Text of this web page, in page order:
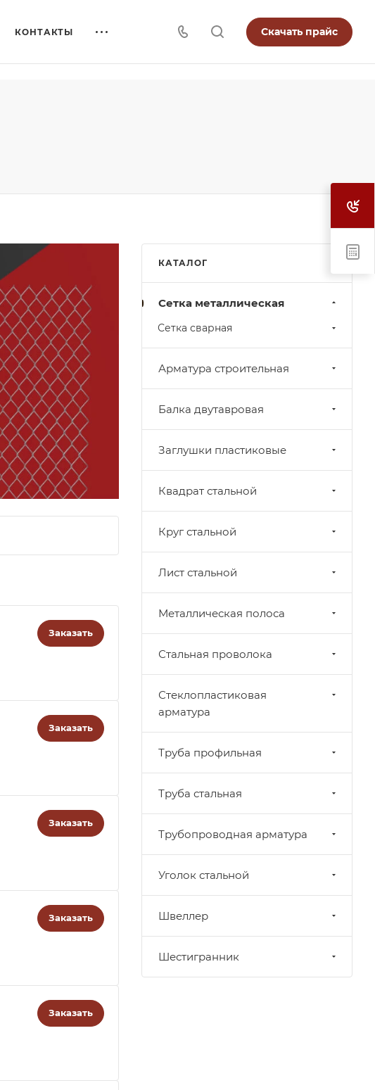
КОНТАКТЫ Скачать прайс
Заказать
Заказать
Заказать
Заказать
Заказать
КАТАЛОГ
Cетка металлическая
Сетка сварная
Арматура строительная
Балка двутавровая
Заглушки пластиковые
Квадрат стальной
Круг стальной
Лист стальной
Металлическая полоса
Стальная проволока
Стеклопластиковая
арматура
Труба профильная
Труба стальная
Трубопроводная арматура
Уголок стальной
Швеллер
Шестигранник